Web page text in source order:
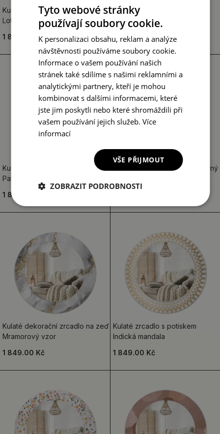
Kulaté dekorační zrcadlo na zeď
Lotosové květy
1 849.00 Kč
Kulaté dekorativní zrcadlo
Barevné vitráže
1 849.00 Kč
Kulaté dekorační zrcadlo na zeď
Patchworkové dlaždice
1 849.00 Kč
Kulaté zrcadlo s potiskem Černý
Kulaté dekorační zrcadlo na zeď
Mramorový vzor
1 849.00 Kč
Kulaté zrcadlo s potiskem
Indická mandala
1 849.00 Kč
Tyto webové stránky
používají soubory cookie.
K personalizaci obsahu, reklam a analýze
návštěvnosti používáme soubory cookie.
Informace o vašem používání našich
stránek také sdílíme s našimi reklamními a
analytickými partnery, kteří je mohou
kombinovat s dalšími informacemi, které
jste jim poskytli nebo které shromáždili při
vašem používání jejich služeb. Více
informací
VŠE PŘIJMOUT
ZOBRAZIT PODROBNOSTI